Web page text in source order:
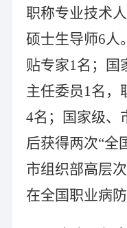
职称专业技术
硕士生导师6人
贴专家1名；国
主任委员 1名，
4名；国家级、
后获得两次“全
市组织部高层
在全国职业病